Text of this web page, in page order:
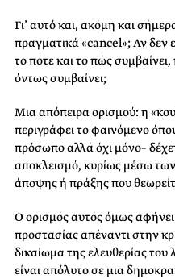
Γι’ αυτό και, ακόμη και
πραγματικά «cancel»; Αν δεν
το πότε και το πώς
όντως συμβαίνει;
Μια απόπειρα ορισμού: η
περιγράφει το φαινόμενο
πρόσωπο αλλά όχι μόνο–
αποκλεισμό, κυρίως μέσω
άποψης ή πράξης που
Ο ορισμός αυτός όμως
προστασίας απέναντι στην
δικαίωμα της ελευθερίας
είναι απόλυτο σε μια